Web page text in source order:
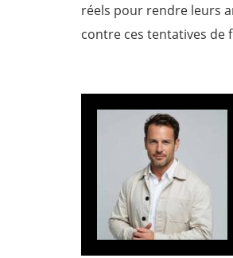
réels pour rendre leurs
contre ces tentatives de